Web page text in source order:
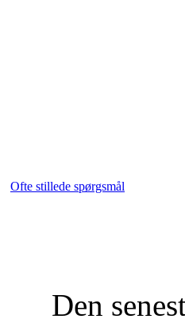
Ofte stillede spørgsmål
Den